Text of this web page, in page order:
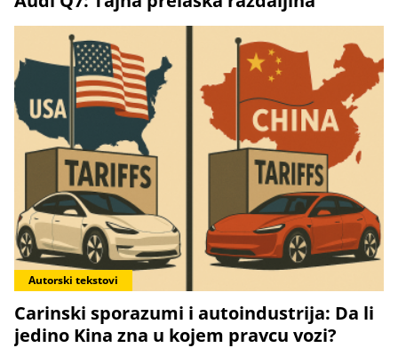
Autorski tekstovi
Carinski sporazumi i autoindustrija: Da li
jedino Kina zna u kojem pravcu vozi?